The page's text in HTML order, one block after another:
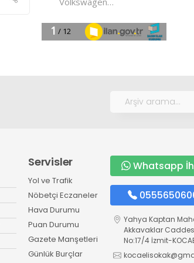
Servisler
Yol ve Trafik
Nöbetçi Eczaneler
Hava Durumu
Puan Durumu
Gazete Manşetleri
Günlük Burçlar
Whatsapp
Yahya Kaptan
Akkavaklar
No:17/4 İzmit-